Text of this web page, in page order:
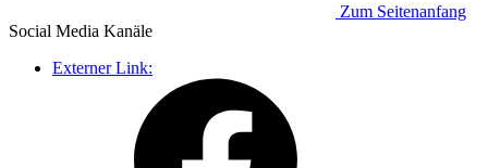
Zum Seitenanfang
Social Media Kanäle
Externer Link: